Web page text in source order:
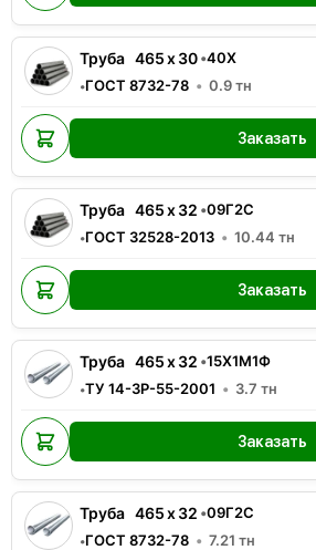
Труба 465x30•40Х
•ГОСТ 8732-78 0.9тн
Заказать
Труба 465x32 •09Г2С
•ГОСТ 32528-2013 10.44 тн
Заказать
Труба 465x32 •15Х1М1Ф
•ТУ 14-3Р-55-2001 3.7 тн
Заказать
Труба 465x32 •09Г2С
•ГОСТ 8732-78 7.21 тн